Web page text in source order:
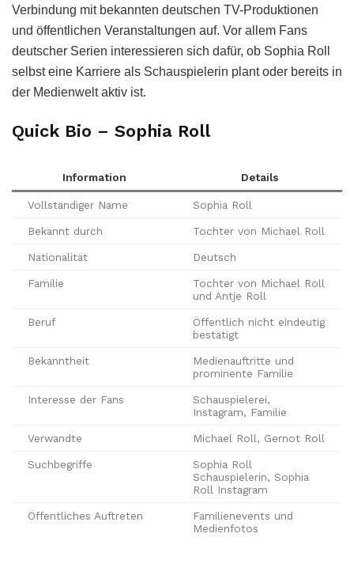
Verbindung mit bekannten deutschen TV-Produktionen
und öffentlichen Veranstaltungen auf. Vor allem Fans
deutscher Serien interessieren sich dafür, ob Sophia Roll
selbst eine Karriere als Schauspielerin plant oder bereits in
der Medienwelt aktiv ist.
Quick Bio – Sophia Roll
Information Details
Vollständiger Name Sophia Roll
Bekannt durch Tochter von Michael Roll
Nationalität Deutsch
Familie
Tochter von Michael Roll
und Antje Roll
Beruf
Öffentlich nicht eindeutig
bestätigt
Bekanntheit
Medienauftritte und
prominente Familie
Interesse der Fans
Schauspielerei,
Instagram, Familie
Verwandte Michael Roll, Gernot Roll
Suchbegriffe
Sophia Roll
Schauspielerin, Sophia
Roll Instagram
Öffentliches Auftreten
Familienevents und
Medienfotos